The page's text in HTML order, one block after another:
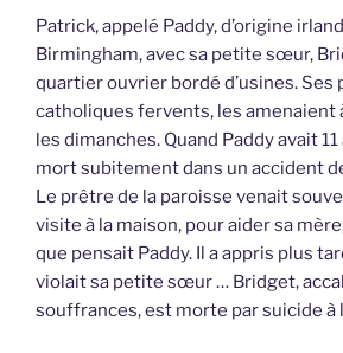
Patrick, appelé Paddy, d’origine
Birmingham, avec sa petite sœur,
quartier ouvrier bordé d’usines. Ses
catholiques fervents, les amenaient
les dimanches. Quand Paddy avait
mort subitement dans un accident
Le prêtre de la paroisse venait
visite à la maison, pour aider sa
que pensait Paddy. Il a appris plus
violait sa petite sœur … Bridget,
souffrances, est morte par suicide à